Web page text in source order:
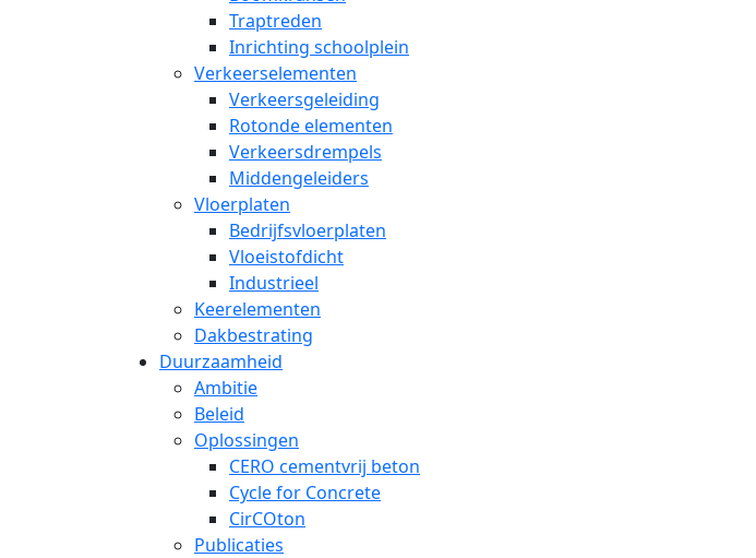
Traptreden
Inrichting schoolplein
Verkeerselementen
Verkeersgeleiding
Rotonde elementen
Verkeersdrempels
Middengeleiders
Vloerplaten
Bedrijfsvloerplaten
Vloeistofdicht
Industrieel
Keerelementen
Dakbestrating
Duurzaamheid
Ambitie
Beleid
Oplossingen
CERO cementvrij beton
Cycle for Concrete
CirCOton
Publicaties